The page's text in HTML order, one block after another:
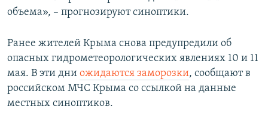
объема», – прогнозируют синоптики.
Ранее жителей Крыма снова предупредили об
опасных гидрометеорологических явлениях 10 и 11
мая. В эти дни ожидаются заморозки, сообщают в
российском МЧС Крыма со ссылкой на данные
местных синоптиков.